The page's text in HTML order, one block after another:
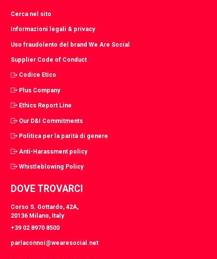
Cerca nel sito
Informazioni legali & privacy
Uso fraudolento del brand We Are Social
Supplier Code of Conduct
Codice Etico
Plus Company
Ethics Report Line
Our D&I Commitments
Politica per la parità di genere
Anti-Harassment policy
Whistleblowing Policy
DOVE TROVARCI
Corso S. Gottardo, 42A,
20136 Milano, Italy
+39 02 8970 8500
parlaconnoi@wearesocial.net